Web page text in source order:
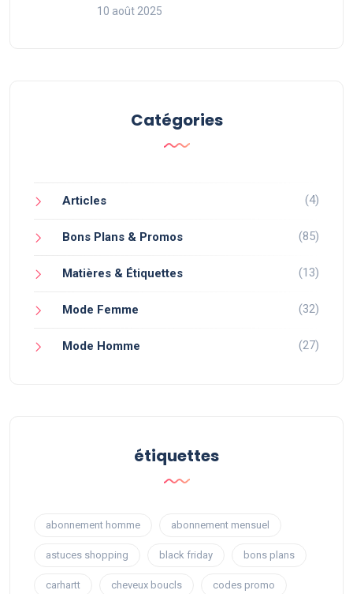
10 août 2025
Catégories
Articles (4)
Bons Plans & Promos (85)
Matières & Étiquettes (13)
Mode Femme (32)
Mode Homme (27)
étiquettes
abonnement homme abonnement mensuel
astuces shopping black friday bons plans
carhartt cheveux boucls codes promo